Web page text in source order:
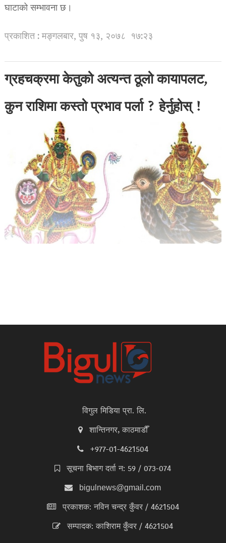
घाटाको सम्भावना छ।
प्रकाशित : मङ्गलबार, पुष १३, २०७८ १७:२३
ग्रहचक्रमा केतुको अत्यन्त ठूलो कायापलट,
कुन राशिमा कस्तो प्रभाव पर्ला ? हेर्नुहोस् !
विगुल मिडिया प्रा. लि.
शान्तिनगर, काठमाडौँ
+977-01-4621504
सूचना बिभाग दर्ता न: 59 / 073-074
bigulnews@gmail.com
प्रकाशक: नविन चन्द्र कुँवर / 4621504
सम्पादक: काशिराम कुँवर / 4621504